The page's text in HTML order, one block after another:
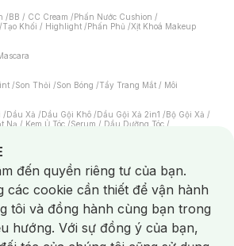
/BB / CC Cream /Phấn Nước Cushion /
/Tạo Khối / Highlight /Phấn Phủ /Xịt Khoá Makeup
/Son Thỏi /Son Bóng /Tẩy Trang Mắt / Môi
/Dầu Xả /Dầu Gội Khô /Dầu Gội Xả 2in1 /Bộ Gội Xả /
Nạ / Kem Ủ Tóc /Serum / Dầu Dưỡng Tóc /
Lông
Nước Hoa Cao Cấp Xịt Thơm Toàn Thân
Massage Mặt Nạ Xông Hơi/Nước Rửa Tay
usage
đến quyền riêng tư của bạn.
các cookie cần thiết để vận hành
tôi và đồng hành cùng bạn trong
hướng. Với sự đồng ý của bạn,